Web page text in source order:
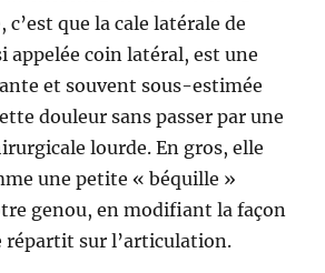
que la cale latérale de
appelée coin latéral, est une
et souvent sous-estimée
douleur sans passer par une
lourde. En gros, elle
une petite « béquille »
genou, en modifiant la façon
répartit sur l’articulation.